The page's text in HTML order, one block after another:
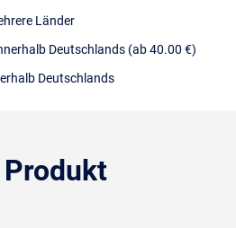
Länder
Deutschlands (ab 40.00 €)
Deutschlands